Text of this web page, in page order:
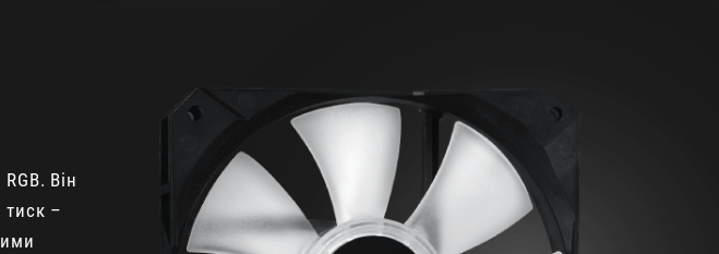
Він
тиск –